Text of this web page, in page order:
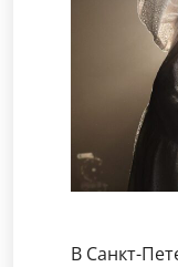
В Санкт-